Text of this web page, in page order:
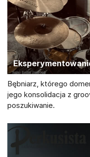
Bębniarz, którego
jego konsolidacja z
poszukiwanie.